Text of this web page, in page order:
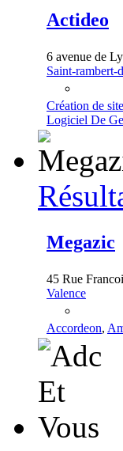
Actideo
6 avenue de
Saint-rambert-
Création de
Logiciel De
Megazic
45 Rue
Valence
Accordeon,